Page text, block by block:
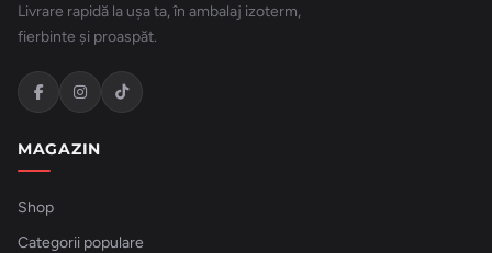
Livrare rapidă la ușa ta, în ambalaj izoterm,
fierbinte și proaspăt.
MAGAZIN
Shop
Categorii populare